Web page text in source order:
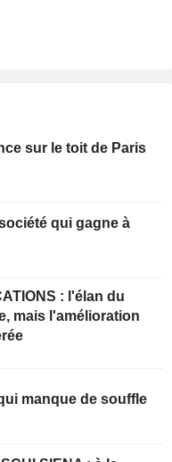
sur le toit de Paris
qui gagne à
: l'élan du
mais l'amélioration
manque de souffle